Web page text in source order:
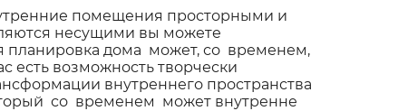
помещения просторными и
несущими вы можете
планировка дома может, со временем,
возможность творчески
внутреннего пространства
со временем может внутренне